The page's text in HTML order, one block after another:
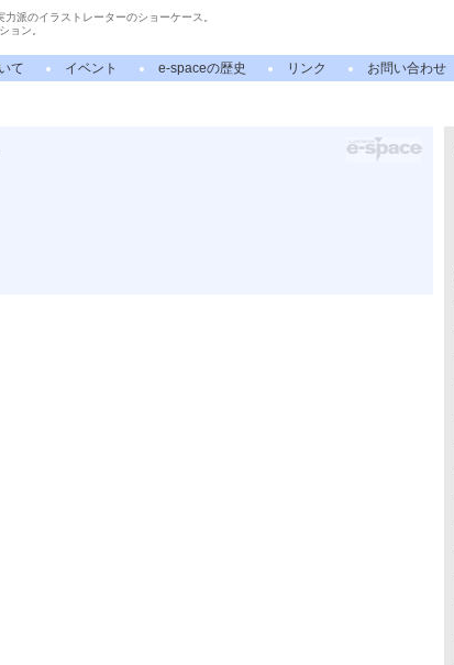
派のイラストレーターのショーケース。
ョン。
て イベント e-spaceの歴史 リンク お問い合わせ